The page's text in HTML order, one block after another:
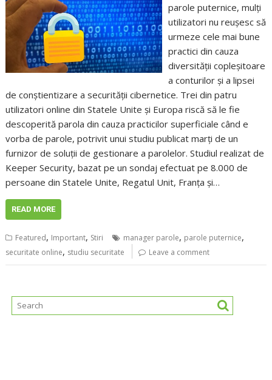
parole puternice, mulți
utilizatori nu reușesc să
urmeze cele mai bune
practici din cauza
diversității copleșitoare
a conturilor și a lipsei
de conștientizare a securității cibernetice. Trei din patru
utilizatori online din Statele Unite și Europa riscă să le fie
descoperită parola din cauza practicilor superficiale când e
vorba de parole, potrivit unui studiu publicat marți de un
furnizor de soluții de gestionare a parolelor. Studiul realizat de
Keeper Security, bazat pe un sondaj efectuat pe 8.000 de
persoane din Statele Unite, Regatul Unit, Franța și…
READ MORE
Featured, Important, Stiri manager parole, parole puternice,
securitate online, studiu securitate Leave a comment